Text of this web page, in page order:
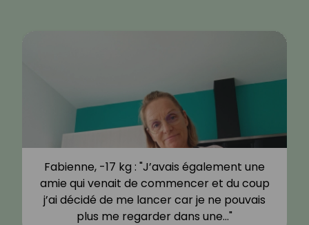
Fabienne, -17 kg : "J’avais également une
amie qui venait de commencer et du coup
j’ai décidé de me lancer car je ne pouvais
plus me regarder dans une…"